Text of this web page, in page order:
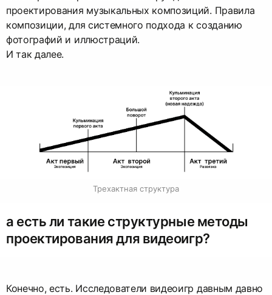
проектирования музыкальных композиций. Правила
композиции, для системного подхода к созданию
фотографий и иллюстраций.
И так далее.
Трехактная структура
а есть ли такие структурные методы
проектирования для видеоигр?
Конечно, есть. Исследователи видеоигр давным давно